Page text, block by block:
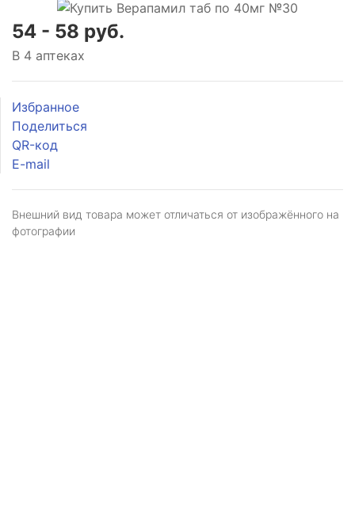
54 - 58 руб.
В 4 аптеках
Избранное
Поделиться
QR-код
E-mail
Внешний вид товара может отличаться от изображённого на
фотографии